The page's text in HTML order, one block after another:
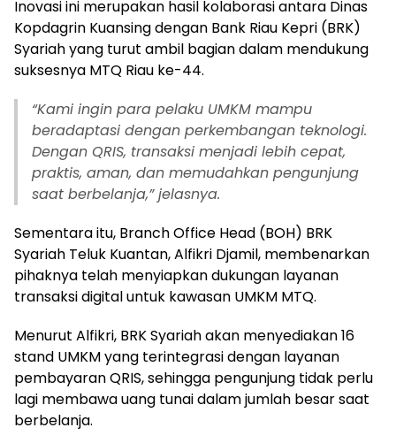
Inovasi ini merupakan hasil kolaborasi antara Dinas
Kopdagrin Kuansing dengan Bank Riau Kepri (BRK)
Syariah yang turut ambil bagian dalam mendukung
suksesnya MTQ Riau ke-44.
“Kami ingin para pelaku UMKM mampu
beradaptasi dengan perkembangan teknologi.
Dengan QRIS, transaksi menjadi lebih cepat,
praktis, aman, dan memudahkan pengunjung
saat berbelanja,” jelasnya.
Sementara itu, Branch Office Head (BOH) BRK
Syariah Teluk Kuantan, Alfikri Djamil, membenarkan
pihaknya telah menyiapkan dukungan layanan
transaksi digital untuk kawasan UMKM MTQ.
Menurut Alfikri, BRK Syariah akan menyediakan 16
stand UMKM yang terintegrasi dengan layanan
pembayaran QRIS, sehingga pengunjung tidak perlu
lagi membawa uang tunai dalam jumlah besar saat
berbelanja.